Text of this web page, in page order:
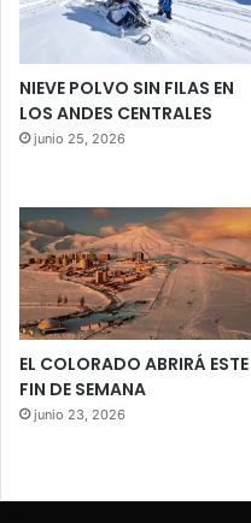
NIEVE POLVO SIN FILAS EN
LOS ANDES CENTRALES
junio 25, 2026
EL COLORADO ABRIRÁ ESTE
FIN DE SEMANA
junio 23, 2026